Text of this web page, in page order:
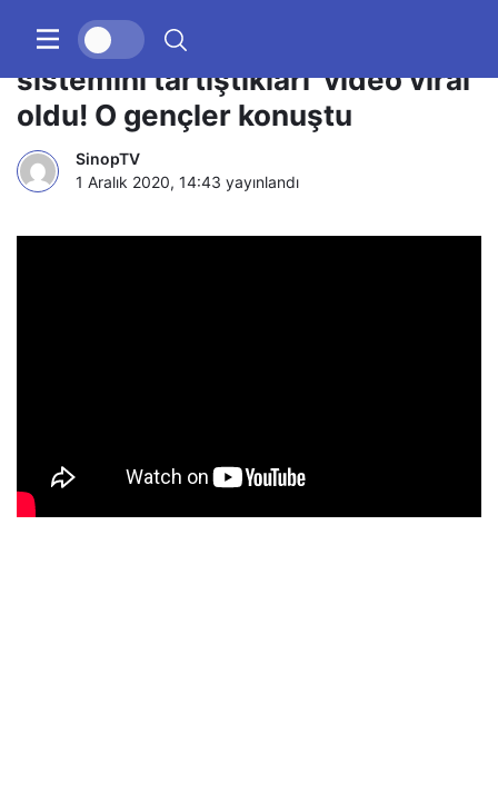
Sosyal medyada ‘Güneş
sistemini tartıştıkları’ video viral
oldu! O gençler konuştu
SinopTV
1 Aralık 2020, 14:43 yayınlandı